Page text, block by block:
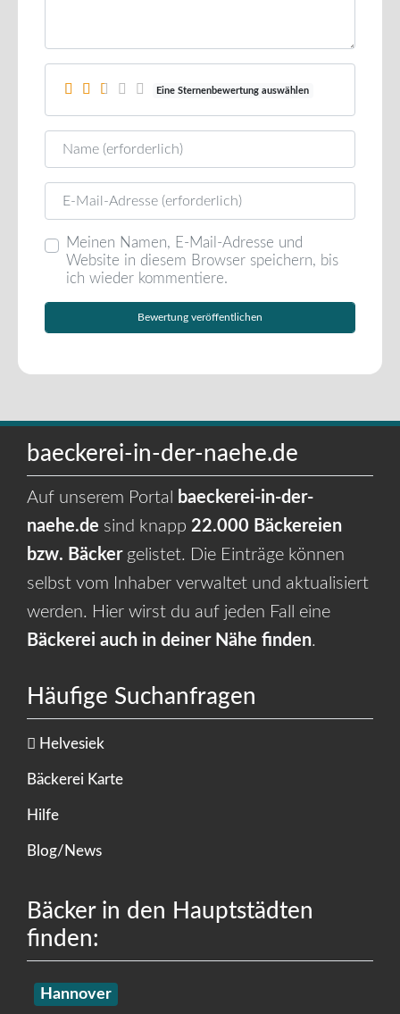
Eine Sternenbewertung auswählen
Name
E-Mail
Meinen Namen, E-Mail-Adresse und
Website in diesem Browser speichern, bis
ich wieder kommentiere.
baeckerei-in-der-naehe.de
Auf unserem Portal
baeckerei-in-der-
naehe.de sind knapp 22.000 Bäckereien
bzw. Bäckergelistet. Die Einträge können
selbst vom Inhaber verwaltet und aktualisiert
werden. Hier wirst du auf jeden Fall eine
Bäckerei auch in deiner Nähe finden.
Häufige Suchanfragen
Helvesiek
Bäckerei Karte
Hilfe
Blog/News
Bäcker in den Hauptstädten
finden:
Hannover